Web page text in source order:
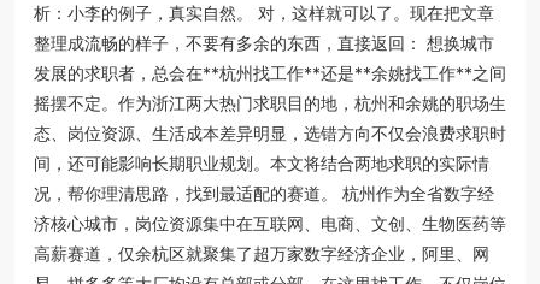
析：小李的例子，真实自然。 对，这样就可以了。现在把文章
整理成流畅的样子，不要有多余的东西，直接返回： 想换城市
发展的求职者，总会在**杭州找工作**还是**余姚找工作**之间
摇摆不定。作为浙江两大热门求职目的地，杭州和余姚的职场生
态、岗位资源、生活成本差异明显，选错方向不仅会浪费求职时
间，还可能影响长期职业规划。本文将结合两地求职的实际情
况，帮你理清思路，找到最适配的赛道。 杭州作为全省数字经
济核心城市，岗位资源集中在互联网、电商、文创、生物医药等
高薪赛道，仅余杭区就聚集了超万家数字经济企业，阿里、网